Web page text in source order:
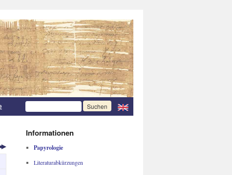
Informationen
Papyrologie
Literaturabkürzungen